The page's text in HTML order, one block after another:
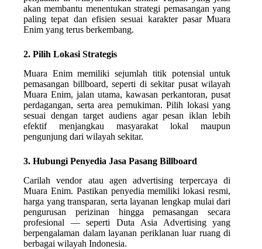
akan membantu menentukan strategi pemasangan yang
paling tepat dan efisien sesuai karakter pasar Muara
Enim yang terus berkembang.
2. Pilih Lokasi Strategis
Muara Enim memiliki sejumlah titik potensial untuk
pemasangan billboard, seperti di sekitar pusat wilayah
Muara Enim, jalan utama, kawasan perkantoran, pusat
perdagangan, serta area pemukiman. Pilih lokasi yang
sesuai dengan target audiens agar pesan iklan lebih
efektif menjangkau masyarakat lokal maupun
pengunjung dari wilayah sekitar.
3. Hubungi Penyedia Jasa Pasang Billboard
Carilah vendor atau agen advertising terpercaya di
Muara Enim. Pastikan penyedia memiliki lokasi resmi,
harga yang transparan, serta layanan lengkap mulai dari
pengurusan perizinan hingga pemasangan secara
profesional — seperti Duta Asia Advertising yang
berpengalaman dalam layanan periklanan luar ruang di
berbagai wilayah Indonesia.